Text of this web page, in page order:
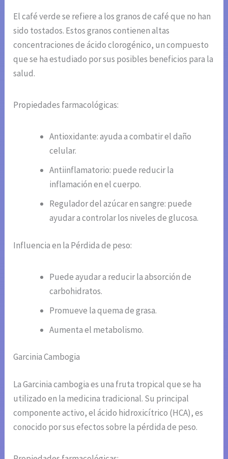
El café verde se refiere a los granos de café que no han
sido tostados. Estos granos contienen altas
concentraciones de ácido clorogénico, un compuesto
que se ha estudiado por sus posibles beneficios para la
salud.
Propiedades farmacológicas:
Antioxidante: ayuda a combatir el daño
celular.
Antiinflamatorio: puede reducir la
inflamación en el cuerpo.
Regulador del azúcar en sangre: puede
ayudar a controlar los niveles de glucosa.
Influencia en la Pérdida de peso:
Puede ayudar a reducir la absorción de
carbohidratos.
Promueve la quema de grasa.
Aumenta el metabolismo.
Garcinia Cambogia
La Garcinia cambogia es una fruta tropical que se ha
utilizado en la medicina tradicional. Su principal
componente activo, el ácido hidroxicítrico (HCA), es
conocido por sus efectos sobre la pérdida de peso.